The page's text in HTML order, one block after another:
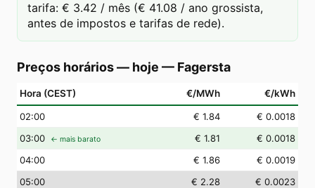
tarifa: € 3.42 / mês (€ 41.08 / ano grossista,
antes de impostos e tarifas de rede).
Preços horários — hoje — Fagersta
Hora (CEST) €/MWh €/kWh
02:00 € 1.84
€ 0.0018
03:00 ← mais barato € 1.81
€ 0.0018
04:00 € 1.86
€ 0.0019
05:00 € 2.28
€ 0.0023